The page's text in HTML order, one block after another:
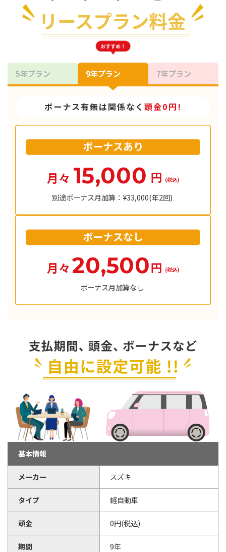
5年プラン
おすすめ！
9年プラン 7年プラン
ボーナス有無は関係なく 頭金0円!
ボーナスあり
別途ボーナス月加算：¥33,000(年2回)
月々 円
15,000 (税込)
ボーナスなし
ボーナス月加算なし
月々 円
20,500 (税込)
基本情報
メーカー スズキ
タイプ 軽自動車
頭金 0円(税込)
期間 9年